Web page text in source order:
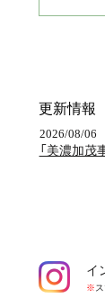
更新情報
2026/08/06
「美濃加茂
イ
※